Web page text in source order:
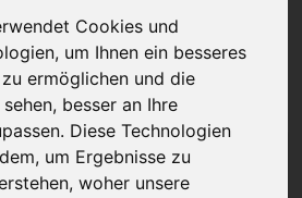
Cookies und
um Ihnen ein besseres
ermöglichen und die
besser an Ihre
Diese Technologien
um Ergebnisse zu
woher unsere
NEU
149,95 €
Versandkosten
Größe (Übergröße)